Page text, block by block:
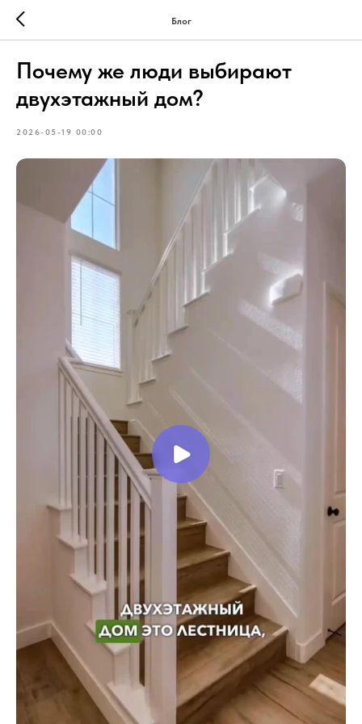
Блог
Почему же люди выбирают
двухэтажный дом?
2026-05-19 00:00